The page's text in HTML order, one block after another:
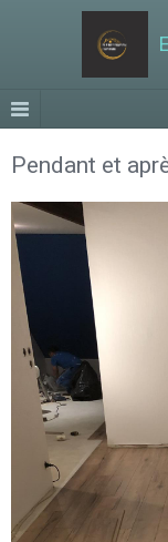
Pendant et